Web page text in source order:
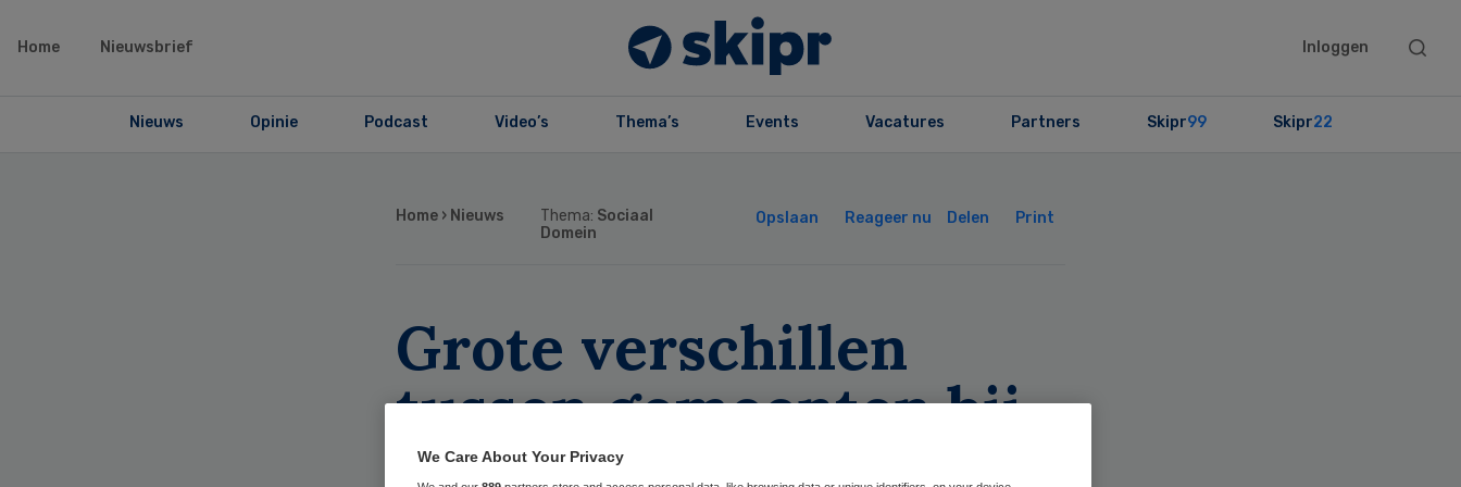
Home Nieuwsbrief Inloggen
Search
Nieuws Opinie Podcast Video’s Thema’s Events Vacatures Partners Skipr99 Skipr22
Home › Nieuws Thema: Sociaal
Domein
Opslaan Reageer nu Delen Print
Grote verschillen
tussen gemeenten bij
jongeren met
We Care About Your Privacy